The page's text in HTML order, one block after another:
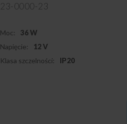
23-0000-23
Moc:
36 W
Napięcie:
12 V
Klasa szczelności:
IP20